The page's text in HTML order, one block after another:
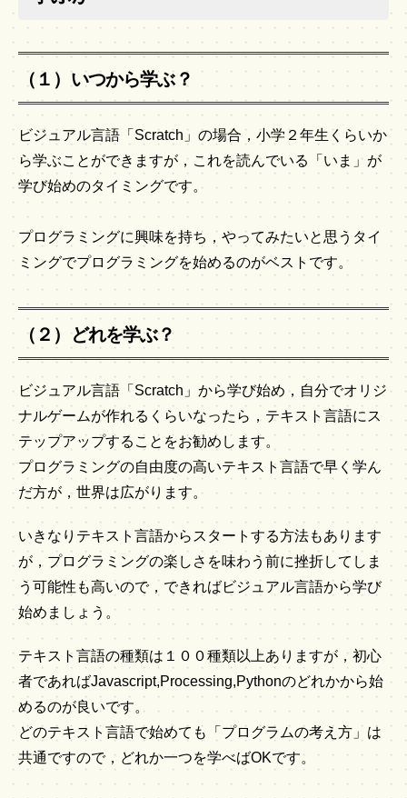
（１）いつから学ぶ？
ビジュアル言語「Scratch」の場合，小学２年生くらいか
ら学ぶことができますが，これを読んでいる「いま」が
学び始めのタイミングです。
プログラミングに興味を持ち，やってみたいと思うタイ
ミングでプログラミングを始めるのがベストです。
（２）どれを学ぶ？
ビジュアル言語「Scratch」から学び始め，自分でオリジ
ナルゲームが作れるくらいなったら，テキスト言語にス
テップアップすることをお勧めします。
プログラミングの自由度の高いテキスト言語で早く学ん
だ方が，世界は広がります。
いきなりテキスト言語からスタートする方法もあります
が，プログラミングの楽しさを味わう前に挫折してしま
う可能性も高いので，できればビジュアル言語から学び
始めましょう。
テキスト言語の種類は１００種類以上ありますが，初心
者であればJavascript,Processing,Pythonのどれかから始
めるのが良いです。
どのテキスト言語で始めても「プログラムの考え方」は
共通ですので，どれか一つを学べばOKです。